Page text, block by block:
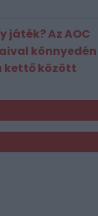
játék? Az AOC
könnyedén
kettő között